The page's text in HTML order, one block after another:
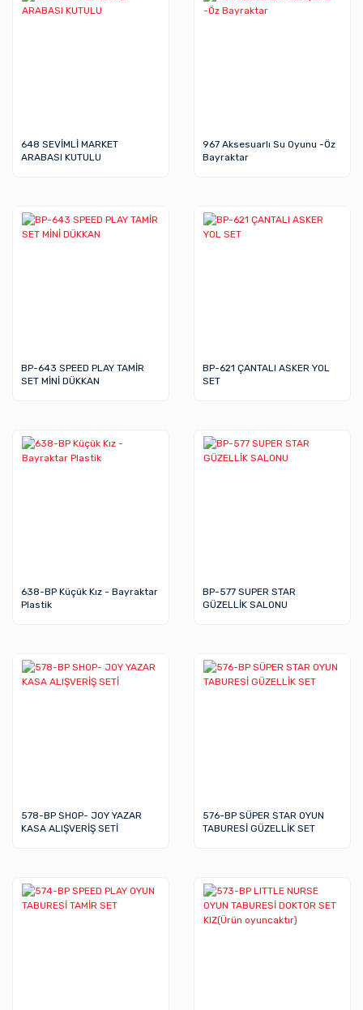
648 SEVİMLİ MARKET
ARABASI KUTULU
967 Aksesuarlı Su Oyunu -Öz
Bayraktar
BP-643 SPEED PLAY TAMİR
SET MİNİ DÜKKAN
BP-621 ÇANTALI ASKER YOL
SET
638-BP Küçük Kız - Bayraktar
Plastik
BP-577 SUPER STAR
GÜZELLİK SALONU
578-BP SHOP- JOY YAZAR
KASA ALIŞVERİŞ SETİ
576-BP SÜPER STAR OYUN
TABURESİ GÜZELLİK SET